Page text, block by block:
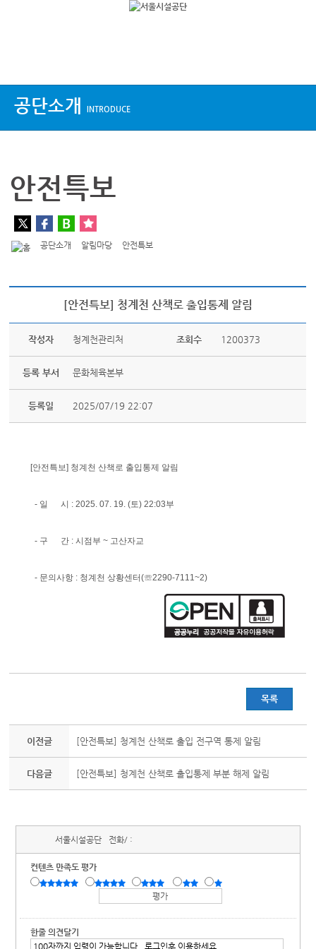
공단소개 INTRODUCE
안전특보
공단소개 알림마당 안전특보
[안전특보] 청계천 산책로 출입통제 알림
작성자 청계천관리처 조회수 1200373
등록 부서 문화체육본부
등록일 2025/07/19 22:07
[안전특보] 청계천 산책로 출입통제 알림
- 일 시 : 2025. 07. 19. (토) 22:03부
- 구 간 : 시점부 ~ 고산자교
- 문의사항 : 청계천 상황센터(☏2290-7111~2)
목록
이전글 [안전특보] 청계천 산책로 출입 전구역 통제 알림
다음글 [안전특보] 청계천 산책로 출입통제 부분 해제 알림
서울시설공단 전화/ :
컨텐츠 만족도 평가
한줄 의견달기